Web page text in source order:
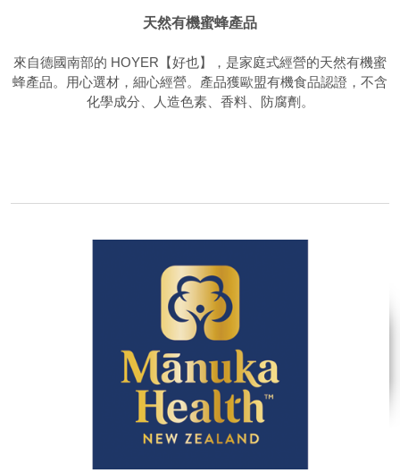
天然有機蜜蜂產品
來自德國南部的 HOYER【好也】，是家庭式經營的天然有機蜜
蜂產品。用心選材，細心經營。產品獲歐盟有機食品認證，不含
化學成分、人造色素、香料、防腐劑。